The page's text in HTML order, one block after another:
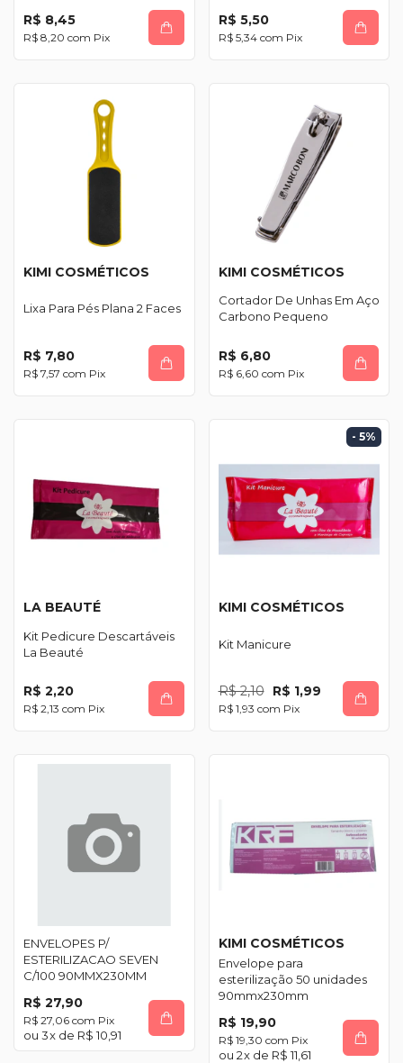
R$ 8,45
R$ 8,20 com Pix
R$ 5,50
R$ 5,34 com Pix
KIMI COSMÉTICOS
Lixa Para Pés Plana 2 Faces
R$ 7,80
R$ 7,57 com Pix
KIMI COSMÉTICOS
Cortador De Unhas Em Aço
Carbono Pequeno
R$ 6,80
R$ 6,60 com Pix
LA BEAUTÉ
Kit Pedicure Descartáveis
La Beauté
R$ 2,20
R$ 2,13 com Pix
- 5%
KIMI COSMÉTICOS
Kit Manicure
R$ 2,10 R$ 1,99
R$ 1,93 com Pix
ENVELOPES P/
ESTERILIZACAO SEVEN
C/100 90MMX230MM
R$ 27,90
R$ 27,06 com Pix
3x de R$ 10,91
KIMI COSMÉTICOS
Envelope para
esterilização 50 unidades
90mmx230mm
R$ 19,90
R$ 19,30 com Pix
2x de R$ 11,61